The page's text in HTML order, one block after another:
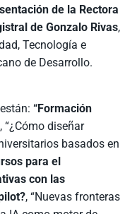
de la Rectora
de Gonzalo Rivas,
Tecnología e
de Desarrollo.
están:“Formación
, “¿Cómo diseñar
basados en
para el
con las
, “Nuevas fronteras